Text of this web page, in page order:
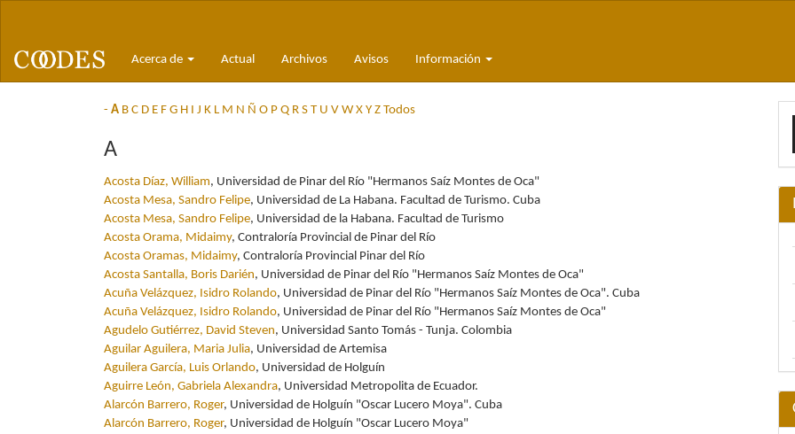
principal
Barra
Acerca de Actual Archivos Avisos Información
- A B C D E F G H I J K L M N Ñ O P Q R S T U V W X Y Z Todos
A
Acosta Díaz, William, Universidad de Pinar del Río "Hermanos Saíz Montes de Oca"
Acosta Mesa, Sandro Felipe, Universidad de La Habana. Facultad de Turismo. Cuba
Acosta Mesa, Sandro Felipe, Universidad de la Habana. Facultad de Turismo
Acosta Orama, Midaimy, Contraloría Provincial de Pinar del Río
Acosta Oramas, Midaimy, Contraloría Provincial Pinar del Río
Acosta Santalla, Boris Darién, Universidad de Pinar del Río "Hermanos Saíz Montes de Oca"
Acuña Velázquez, Isidro Rolando, Universidad de Pinar del Río "Hermanos Saíz Montes de Oca". Cuba
Acuña Velázquez, Isidro Rolando, Universidad de Pinar del Río "Hermanos Saíz Montes de Oca"
Agudelo Gutiérrez, David Steven, Universidad Santo Tomás - Tunja. Colombia
Aguilar Aguilera, Maria Julia, Universidad de Artemisa
Aguilera García, Luis Orlando, Universidad de Holguín
Aguirre León, Gabriela Alexandra, Universidad Metropolita de Ecuador.
Alarcón Barrero, Roger, Universidad de Holguín "Oscar Lucero Moya". Cuba
Alarcón Barrero, Roger, Universidad de Holguín "Oscar Lucero Moya"